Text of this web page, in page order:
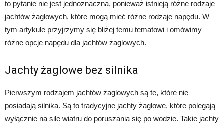
to pytanie nie jest jednoznaczna, ponieważ istnieją różne rodzaje
jachtów żaglowych, które mogą mieć różne rodzaje napędu. W
tym artykule przyjrzymy się bliżej temu tematowi i omówimy
różne opcje napędu dla jachtów żaglowych.
Jachty żaglowe bez silnika
Pierwszym rodzajem jachtów żaglowych są te, które nie
posiadają silnika. Są to tradycyjne jachty żaglowe, które polegają
wyłącznie na sile wiatru do poruszania się po wodzie. Takie jachty